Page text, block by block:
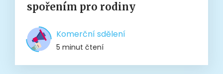
spořením pro rodiny
Komerční sdělení
5 minut čtení